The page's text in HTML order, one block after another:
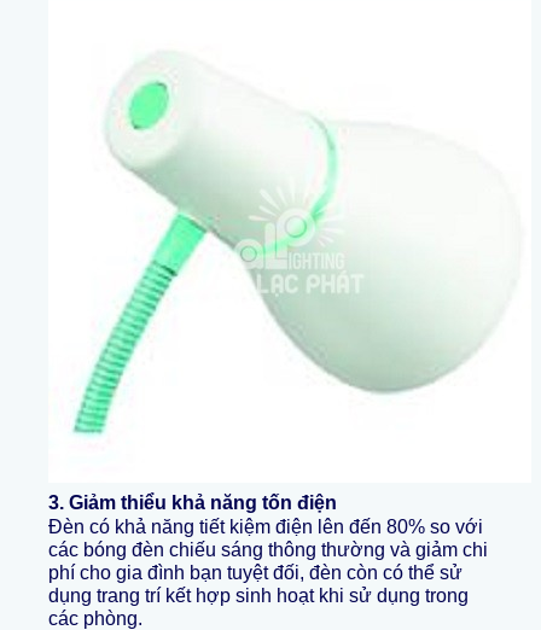
3. Giảm thiểu khả năng tốn điện
Đèn có khả năng tiết kiệm điện lên đến 80% so với
các bóng đèn chiếu sáng thông thường và giảm chi
phí cho gia đình bạn tuyệt đối, đèn còn có thể sử
dụng trang trí kết hợp sinh hoạt khi sử dụng trong
các phòng.